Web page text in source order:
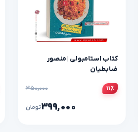
کتاب استامبولی | منصور
ضابطیان
۱۱٪ ۴۵۰,۰۰۰
۳۹۹,۰۰۰تومان